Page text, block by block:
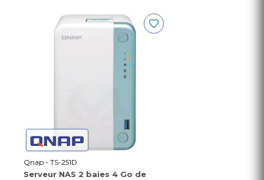
Qnap - TS-251D
Serveur NAS 2 baies 4 Go de